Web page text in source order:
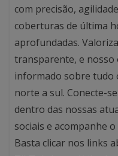
com precisão,
coberturas de última
aprofundadas.
transparente, e nosso
informado sobre tudo
norte a sul. Conecte-
dentro das nossas
sociais e acompanhe
Basta clicar nos links